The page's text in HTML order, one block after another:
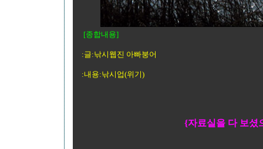
[종합내용]
:글:낚시웹진 아빠붕어
:내용:낚시업(위기)
{자료실을 다 보셨